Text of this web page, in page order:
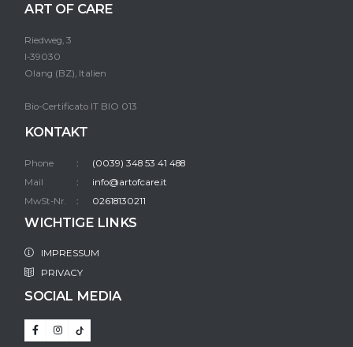
ART OF CARE
Riedweg, 3
I-39030
Olang (BZ), Italien
Bio-Certificato IT BIO 013
KONTAKT
Phone
(0039) 348 53 41 488
Mail
info@artofcare.it
MwSt-Nr.
02618130211
WICHTIGE LINKS
IMPRESSUM
PRIVACY
SOCIAL MEDIA